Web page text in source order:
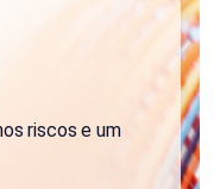
riscos e um